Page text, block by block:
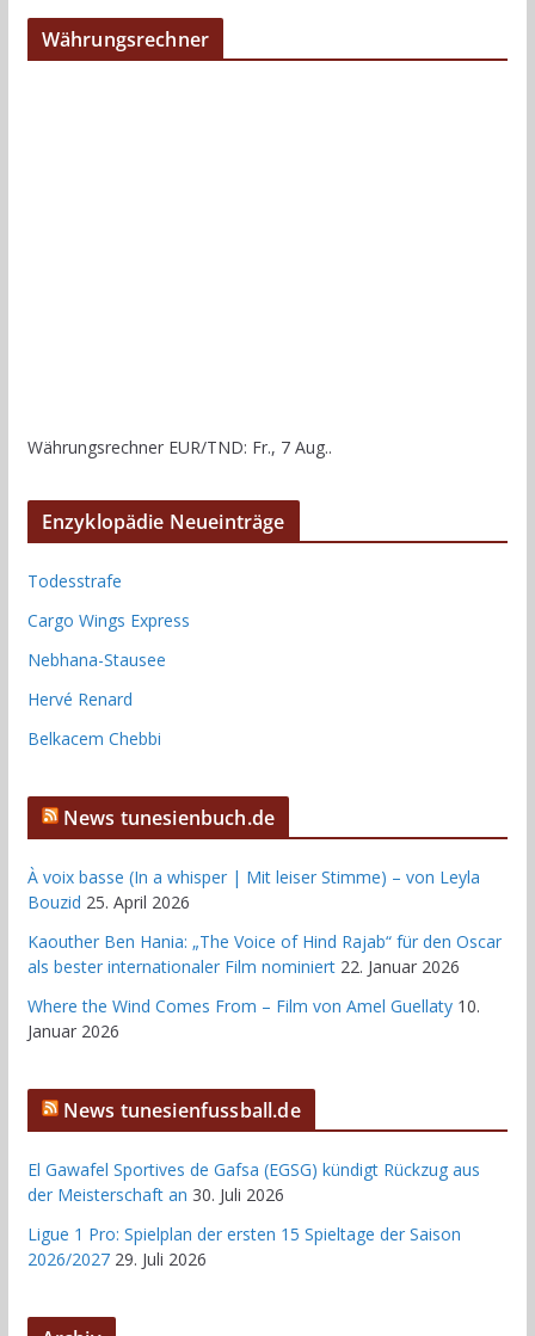
Währungsrechner
Währungsrechner EUR/TND: Fr., 7 Aug..
Enzyklopädie Neueinträge
Todesstrafe
Cargo Wings Express
Nebhana-Stausee
Hervé Renard
Belkacem Chebbi
News tunesienbuch.de
À voix basse (In a whisper | Mit leiser Stimme) – von Leyla
Bouzid 25. April 2026
Kaouther Ben Hania: „The Voice of Hind Rajab“ für den Oscar
als bester internationaler Film nominiert 22. Januar 2026
Where the Wind Comes From – Film von Amel Guellaty 10.
Januar 2026
News tunesienfussball.de
El Gawafel Sportives de Gafsa (EGSG) kündigt Rückzug aus
der Meisterschaft an 30. Juli 2026
Ligue 1 Pro: Spielplan der ersten 15 Spieltage der Saison
2026/2027 29. Juli 2026